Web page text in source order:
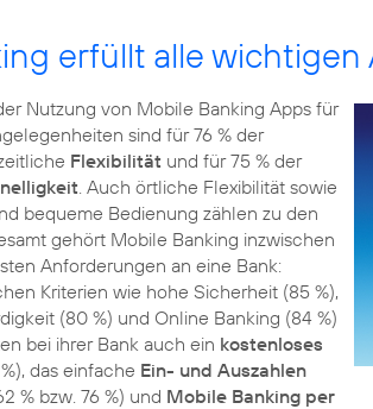
erfüllt alle
Nutzung von Mobile Banking Apps für
sind für 76 % der
Flexibilität und für 75 % der
. Auch örtliche Flexibilität sowie
bequeme Bedienung zählen zu den
gehört Mobile Banking inzwischen
Anforderungen an eine Bank:
Kriterien wie hohe Sicherheit (85 %),
(80 %) und Online Banking (84 %)
bei ihrer Bank auch ein kostenloses
das einfache Ein- und Auszahlen
% bzw. 76 %) und Mobile Banking per